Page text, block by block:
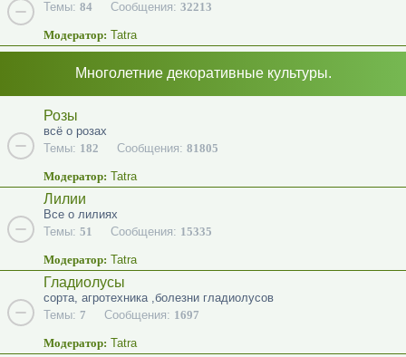
Темы: 84 Сообщения: 32213
Модератор: Tatra
Многолетние декоративные культуры.
Розы
всё о розах
Темы: 182 Сообщения: 81805
Модератор: Tatra
Лилии
Все о лилиях
Темы: 51 Сообщения: 15335
Модератор: Tatra
Гладиолусы
сорта, агротехника ,болезни гладиолусов
Темы: 7 Сообщения: 1697
Модератор: Tatra